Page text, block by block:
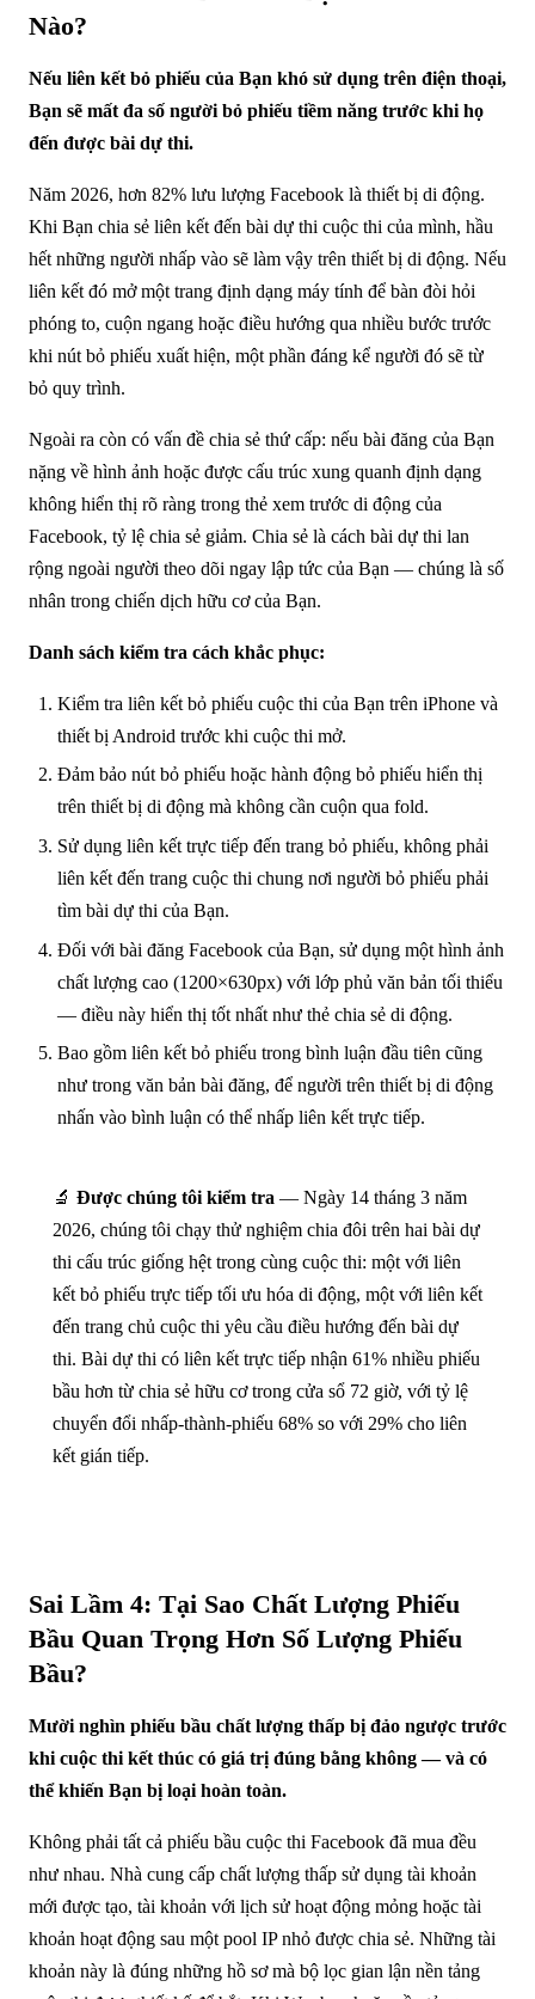
Nào?
Nếu liên kết bỏ phiếu của Bạn khó sử dụng trên điện thoại,
Bạn sẽ mất đa số người bỏ phiếu tiềm năng trước khi họ
đến được bài dự thi.
Năm 2026, hơn 82% lưu lượng Facebook là thiết bị di động.
Khi Bạn chia sẻ liên kết đến bài dự thi cuộc thi của mình, hầu
hết những người nhấp vào sẽ làm vậy trên thiết bị di động. Nếu
liên kết đó mở một trang định dạng máy tính để bàn đòi hỏi
phóng to, cuộn ngang hoặc điều hướng qua nhiều bước trước
khi nút bỏ phiếu xuất hiện, một phần đáng kể người đó sẽ từ
bỏ quy trình.
Ngoài ra còn có vấn đề chia sẻ thứ cấp: nếu bài đăng của Bạn
nặng về hình ảnh hoặc được cấu trúc xung quanh định dạng
không hiển thị rõ ràng trong thẻ xem trước di động của
Facebook, tỷ lệ chia sẻ giảm. Chia sẻ là cách bài dự thi lan
rộng ngoài người theo dõi ngay lập tức của Bạn — chúng là số
nhân trong chiến dịch hữu cơ của Bạn.
Danh sách kiểm tra cách khắc phục:
Kiểm tra liên kết bỏ phiếu cuộc thi của Bạn trên iPhone và
thiết bị Android trước khi cuộc thi mở.
Đảm bảo nút bỏ phiếu hoặc hành động bỏ phiếu hiển thị
trên thiết bị di động mà không cần cuộn qua fold.
Sử dụng liên kết trực tiếp đến trang bỏ phiếu, không phải
liên kết đến trang cuộc thi chung nơi người bỏ phiếu phải
tìm bài dự thi của Bạn.
Đối với bài đăng Facebook của Bạn, sử dụng một hình ảnh
chất lượng cao (1200×630px) với lớp phủ văn bản tối thiểu
— điều này hiển thị tốt nhất như thẻ chia sẻ di động.
Bao gồm liên kết bỏ phiếu trong bình luận đầu tiên cũng
như trong văn bản bài đăng, để người trên thiết bị di động
nhấn vào bình luận có thể nhấp liên kết trực tiếp.
🔬 Được chúng tôi kiểm tra — Ngày 14 tháng 3 năm
2026, chúng tôi chạy thử nghiệm chia đôi trên hai bài dự
thi cấu trúc giống hệt trong cùng cuộc thi: một với liên
kết bỏ phiếu trực tiếp tối ưu hóa di động, một với liên kết
đến trang chủ cuộc thi yêu cầu điều hướng đến bài dự
thi. Bài dự thi có liên kết trực tiếp nhận 61% nhiều phiếu
bầu hơn từ chia sẻ hữu cơ trong cửa sổ 72 giờ, với tỷ lệ
chuyển đổi nhấp-thành-phiếu 68% so với 29% cho liên
kết gián tiếp.
Sai Lầm 4: Tại Sao Chất Lượng Phiếu
Bầu Quan Trọng Hơn Số Lượng Phiếu
Bầu?
Mười nghìn phiếu bầu chất lượng thấp bị đảo ngược trước
khi cuộc thi kết thúc có giá trị đúng bằng không — và có
thể khiến Bạn bị loại hoàn toàn.
Không phải tất cả phiếu bầu cuộc thi Facebook đã mua đều
như nhau. Nhà cung cấp chất lượng thấp sử dụng tài khoản
mới được tạo, tài khoản với lịch sử hoạt động mỏng hoặc tài
khoản hoạt động sau một pool IP nhỏ được chia sẻ. Những tài
khoản này là đúng những hồ sơ mà bộ lọc gian lận nền tảng